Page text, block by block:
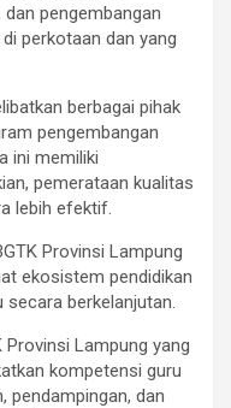
pengembangan
perkotaan dan yang
berbagai pihak
pengembangan
ini memiliki
pemerataan kualitas
lebih efektif.
Provinsi Lampung
ekosistem pendidikan
berkelanjutan.
Provinsi Lampung yang
kompetensi guru
pendampingan, dan